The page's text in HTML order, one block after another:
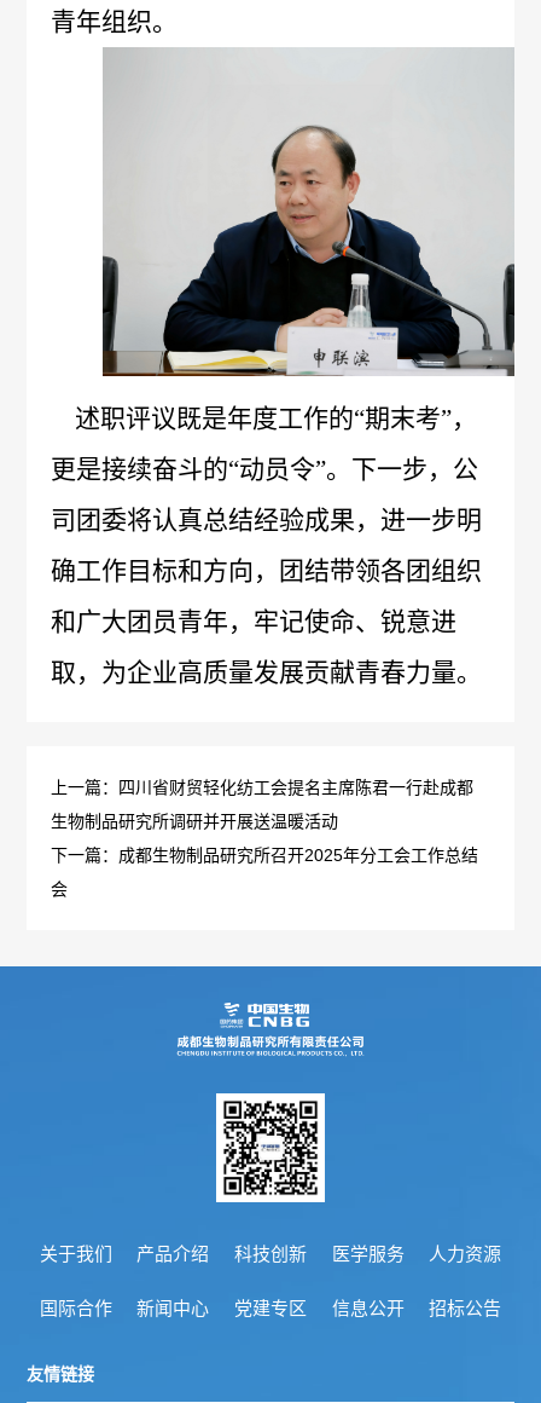
发
况
接
情
受
况
青年组织。
述职评议既是年度工作的“期末考”，
更是接续奋斗的“动员令”。下一步，公
司团委将认真总结经验成果，进一步明
确工作目标和方向，团结带领各团组织
和广大团员青年，牢记使命、锐意进
取，为企业高质量发展贡献青春力量。
上一篇：四川省财贸轻化纺工会提名主席陈君一行赴成都
生物制品研究所调研并开展送温暖活动
下一篇：成都生物制品研究所召开2025年分工会工作总结
会
关于我们 产品介绍 科技创新 医学服务 人力资源
国际合作 新闻中心 党建专区 信息公开 招标公告
友情链接